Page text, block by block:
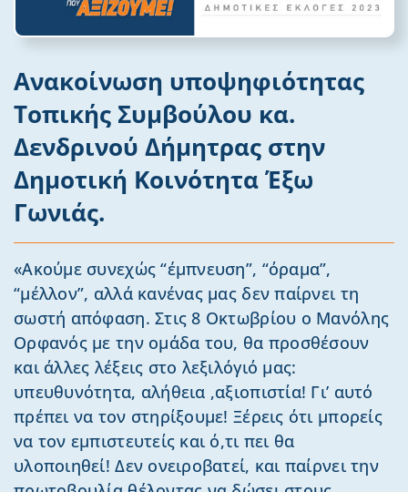
Ανακοίνωση υποψηφιότητας
Τοπικής Συμβούλου κα.
Δενδρινού Δήμητρας στην
Δημοτική Κοινότητα Έξω
Γωνιάς.
«Ακούμε συνεχώς “έμπνευση”, “όραμα”,
“μέλλον”, αλλά κανένας μας δεν παίρνει τη
σωστή απόφαση. Στις 8 Οκτωβρίου ο Μανόλης
Ορφανός με την ομάδα του, θα προσθέσουν
και άλλες λέξεις στο λεξιλόγιό μας:
υπευθυνότητα, αλήθεια ,αξιοπιστία! Γι’ αυτό
πρέπει να τον στηρίξουμε! Ξέρεις ότι μπορείς
να τον εμπιστευτείς και ό,τι πει θα
υλοποιηθεί! Δεν ονειροβατεί, και παίρνει την